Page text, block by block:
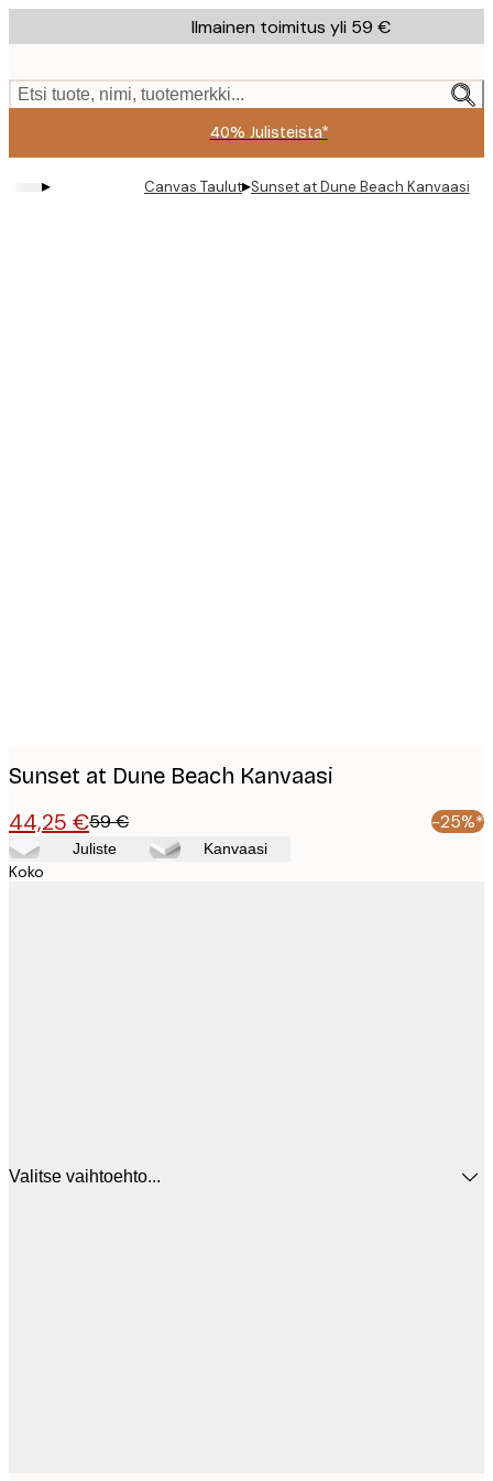
to
content.
Ilmainen toimitus yli 59 €
Etsi tuote, nimi, tuotemerkki...
40% Julisteista*
▸ Canvas Taulut▸Sunset at Dune Beach Kanvaasi
Sunset at Dune Beach Kanvaasi
44,25 €59 € -25%*
Juliste Kanvaasi
Koko
Valitse vaihtoehto...